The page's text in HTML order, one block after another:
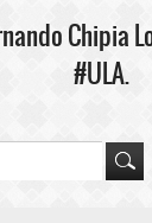
Chipia
#ULA.